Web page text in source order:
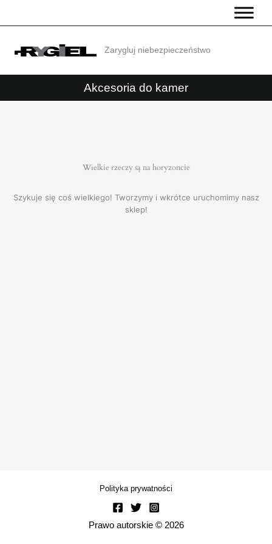
Zarygluj niebezpieczeństwo
Akcesoria do kamer
Wielkie rzeczy są na horyzoncie
Szykuje się coś wielkiego! Tworzymy i wkrótce uruchomimy nasz
sklep!
Polityka prywatności
Prawo autorskie © 2026